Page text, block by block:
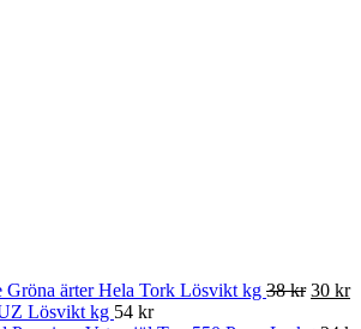
Gröna ärter Hela Tork Lösvikt kg 38 kr 30 kr
Lösvikt kg 54 kr